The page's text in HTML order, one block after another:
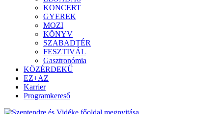
KONCERT
GYEREK
MOZI
KÖNYV
SZABADTÉR
FESZTIVÁL
Gasztronómia
KÖZÉRDEKŰ
EZ+AZ
Karrier
Programkereső